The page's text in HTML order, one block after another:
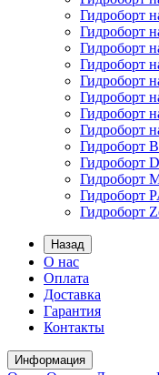
Гидроборт
Гидроборт
Гидроборт
Гидроборт
Гидроборт
Гидроборт
Гидроборт
Гидроборт
Гидроборт
Гидроборт
Гидроборт
Гидроборт
Гидроборт
Назад
О нас
Оплата
Доставка
Гарантия
Контакты
Информация